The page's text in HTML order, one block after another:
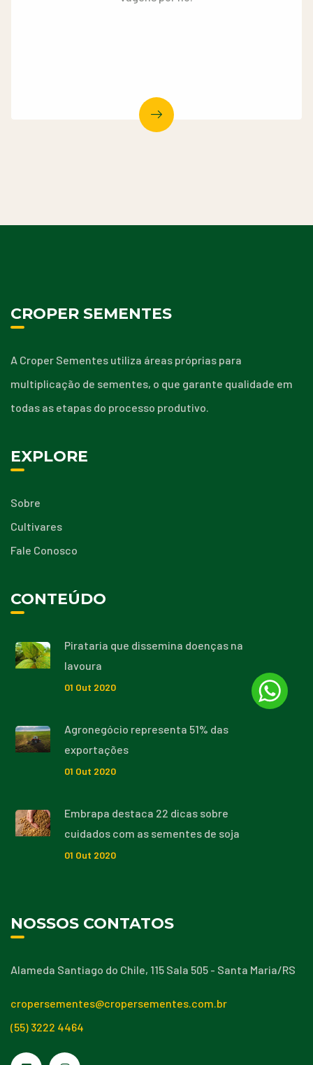
CROPER SEMENTES
A Croper Sementes utiliza áreas próprias para
multiplicação de sementes, o que garante qualidade em
todas as etapas do processo produtivo.
EXPLORE
Sobre
Cultivares
Fale Conosco
CONTEÚDO
Pirataria que dissemina doenças na
lavoura
01 Out 2020
Agronegócio representa 51% das
exportações
01 Out 2020
Embrapa destaca 22 dicas sobre
cuidados com as sementes de soja
01 Out 2020
NOSSOS CONTATOS
Alameda Santiago do Chile, 115 Sala 505 - Santa Maria/RS
cropersementes@cropersementes.com.br
(55) 3222 4464